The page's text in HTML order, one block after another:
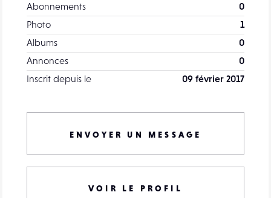
Abonnements
0
Photo
1
Albums
0
Annonces
0
Inscrit depuis le
09 février 2017
ENVOYER UN MESSAGE
VOIR LE PROFIL